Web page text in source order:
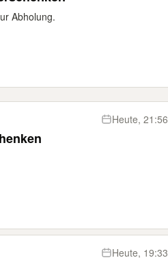
Abholung.
Heute, 21:56
Heute, 19:33